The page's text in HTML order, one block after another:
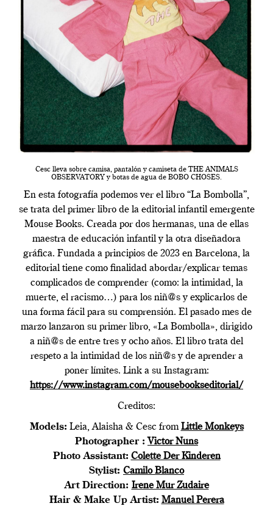
Cesc lleva sobre camisa, pantalón y camiseta de THE ANIMALS
OBSERVATORY y botas de agua de BOBO CHOSES.
En esta fotografía podemos ver el libro “La Bombolla”,
se trata del primer libro de la editorial infantil emergente
Mouse Books. Creada por dos hermanas, una de ellas
maestra de educación infantil y la otra diseñadora
gráfica. Fundada a principios de 2023 en Barcelona, la
editorial tiene como finalidad abordar/explicar temas
complicados de comprender (como: la intimidad, la
muerte, el racismo…) para los niñ@s y explicarlos de
una forma fácil para su comprensión. El pasado mes de
marzo lanzaron su primer libro, «La Bombolla», dirigido
a niñ@s de entre tres y ocho años. El libro trata del
respeto a la intimidad de los niñ@s y de aprender a
poner límites. Link a su Instagram:
https://www.instagram.com/mousebookseditorial/
Creditos:
Models: Leia, Alaisha & Cesc fromLittle Monkeys
Photographer : Victor Nuns
Photo Assistant: Colette Der Kinderen
Stylist: Camilo Blanco
Art Direction: Irene Mur Zudaire
Hair & Make Up Artist: Manuel Perera